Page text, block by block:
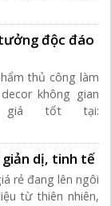
độc đáo
thủ công làm
không gian
giá tốt tại:
giản dị, tinh tế
rẻ đang lên ngôi
từ thiên nhiên,